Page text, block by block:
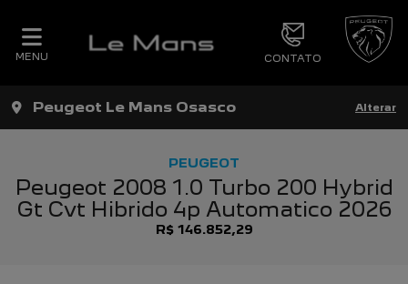
MENU CONTATO
Peugeot Le Mans Osasco Alterar
PEUGEOT
Peugeot 2008 1.0 Turbo 200 Hybrid
Gt Cvt Hibrido 4p Automatico 2026
R$ 146.852,29